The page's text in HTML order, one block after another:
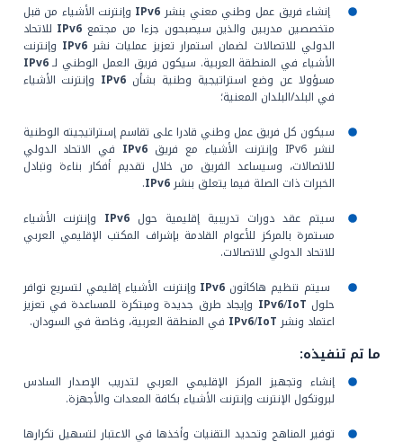
إنشاء فريق عمل وطني معني بنشر IPv6 وإنترنت الأشياء من قبل
متخصصين مدربين والذين سيصبحون جزءا من مجتمع IPv6 للاتحاد
الدولي للاتصالات لضمان استمرار تعزيز عمليات نشرIPv6 وإنترنت
الأشياء في المنطقة العربية. سيكون فريق العمل الوطني لـIPv6
مسؤولا عن وضع استراتيجية وطنية بشأن IPv6 وإنترنت الأشياء
في البلد/البلدان المعنية؛
سيكون كل فريق عمل وطني قادرا على تقاسم إستراتيجيته الوطنية
لنشر IPv6 وإنترنت الأشياء مع فريق
IPv6 في الاتحاد الدولي
للاتصالات، وسيساعد الفريق من خلال تقديم أفكار بناءة وتبادل
الخبرات ذات الصلة فيما يتعلق بنشر IPv6
.
سيتم عقد دورات تدريبية إقليمية حول IPv6 وإنترنت الأشياء
مستمرة بالمركز للأعوام القادمة بإشراف المكتب الإقليمي العربي
للاتحاد الدولي للاتصالات.
سيتم تنظيم هاكاثونIPv6 وإنترنت الأشياء إقليمي لتسريع توافر
حلول
IPv6/IoT
وإيجاد طرق جديدة ومبتكرة للمساعدة في تعزيز
اعتماد ونشر
IPv6/IoT في المنطقة العربية، وخاصة في السودان.
ما تم تنفيذه:
إنشاء وتجهيز المركز الإقليمي العربي لتدريب الإصدار السادس
لبروتكول الإنترنت وإنترنت الأشياء بكافة المعدات والأجهزة.
توفير المناهج وتحديد التقنيات وأخذها في الاعتبار لتسهيل تكرارها